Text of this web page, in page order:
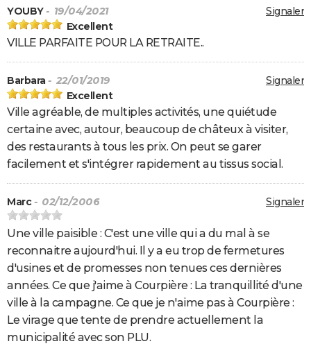
Signaler
YOUBY- 19/04/2021
Excellent
VILLE PARFAITE POUR LA RETRAITE..
Signaler
Barbara - 22/01/2019
Excellent
Ville agréable, de multiples activités, une quiétude
certaine avec, autour, beaucoup de châteux à visiter,
des restaurants à tous les prix. On peut se garer
facilement et s'intégrer rapidement au tissus social.
Signaler
Marc- 02/12/2006
Une ville paisible : C'est une ville qui a du mal à se
reconnaitre aujourd'hui. Il y a eu trop de fermetures
d'usines et de promesses non tenues ces dernières
années. Ce que j'aime à Courpière : La tranquillité d'une
ville à la campagne. Ce que je n'aime pas à Courpière :
Le virage que tente de prendre actuellement la
municipalité avec son PLU.